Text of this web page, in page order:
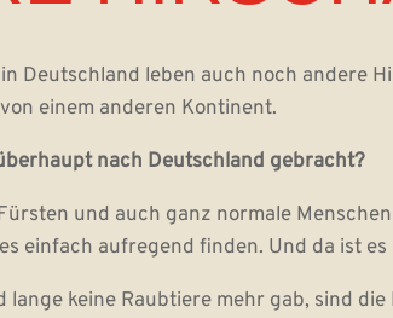
Deutschland leben auch noch andere
einem anderen Kontinent.
nach Deutschland gebracht?
und auch ganz normale
einfach aufregend finden. Und da ist
lange keine Raubtiere mehr gab, sind